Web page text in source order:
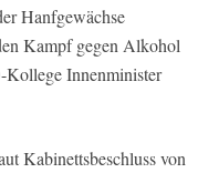
Hanfgewächse
Kampf gegen Alkohol
Kollege Innenminister
Kabinettsbeschluss von